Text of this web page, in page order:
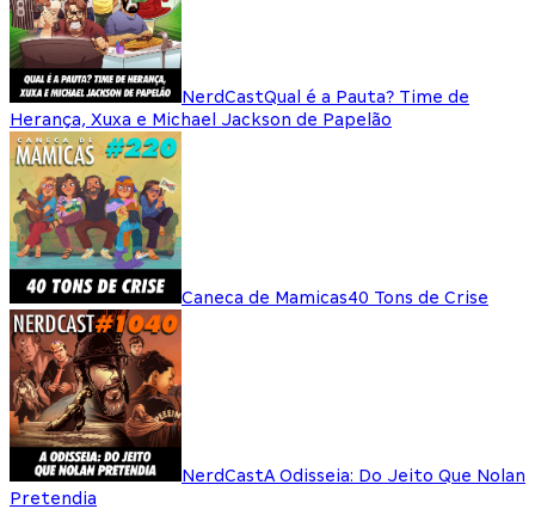
NerdCastQual é a Pauta? Time de
Herança, Xuxa e Michael Jackson de Papelão
Caneca de Mamicas40 Tons de Crise
NerdCastA Odisseia: Do Jeito Que Nolan
Pretendia